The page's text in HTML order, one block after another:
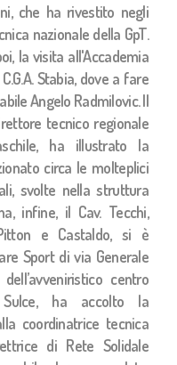
che ha rivestito negli
nazionale della GpT.
la visita all'Accademia
Stabia, dove a fare
Angelo Radmilovic. Il
tecnico regionale
ha illustrato la
circa le molteplici
svolte nella struttura
infine, il Cav. Tecchi,
e Castaldo, si è
Sport di via Generale
centro
Sulce, ha accolto la
coordinatrice tecnica
di Rete Solidale